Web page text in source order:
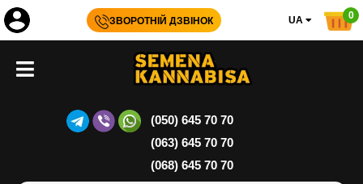
ЗВОРОТНІЙ ДЗВІНОК UA 0
(050) 645 70 70
(063) 645 70 70
(068) 645 70 70